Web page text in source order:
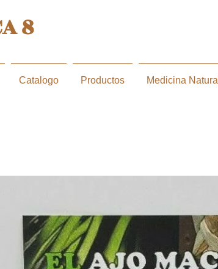
8
Catalogo Productos Medicina Natural